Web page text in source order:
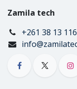
Zamila tech
+261 38 13